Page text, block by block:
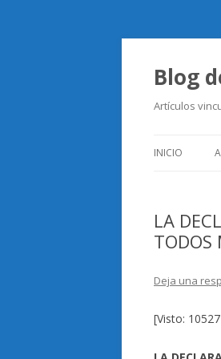
Blog
Artículos
INICIO
LA
TODOS
Deja una
[Visto: